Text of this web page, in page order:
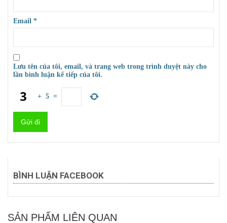
Email *
Lưu tên của tôi, email, và trang web trong trình duyệt này cho
lần bình luận kế tiếp của tôi.
+ 5 =
BÌNH LUẬN FACEBOOK
SẢN PHẨM LIÊN QUAN